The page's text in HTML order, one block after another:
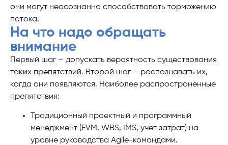
они могут неосознанно способствовать торможению
потока.
На что надо обращать
внимание
Первый шаг – допускать вероятность существования
таких препятствий. Второй шаг – распознавать их,
когда они появляются. Наиболее распространенные
препятствия:
Традиционный проектный и программный
менеджмент (EVM, WBS, IMS, учет затрат) на
уровне руководства Agile-командами.